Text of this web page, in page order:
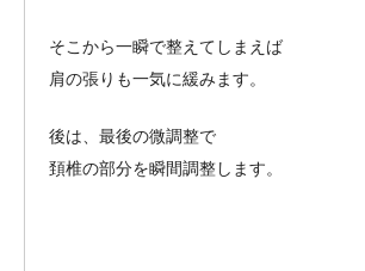
そこから一瞬で整えてしまえば
肩の張りも一気に緩みます。
後は、最後の微調整で
頚椎の部分を瞬間調整します。